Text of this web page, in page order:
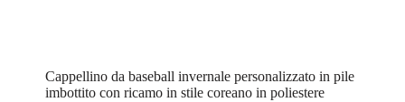
Cappellino da baseball invernale personalizzato in pile
imbottito con ricamo in stile coreano in poliestere